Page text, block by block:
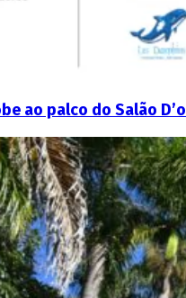
ao palco do Salão